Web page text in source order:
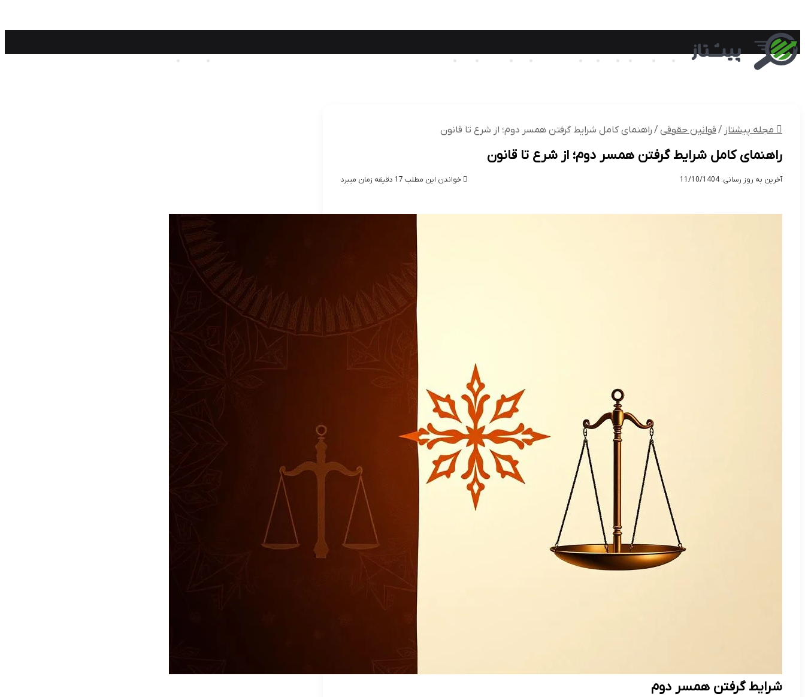
مجله پیشتاز /قوانین حقوقی / راهنمای کامل شرایط گرفتن همسر دوم؛ از شرع تا قانون
راهنمای کامل شرایط گرفتن همسر دوم؛ از شرع تا قانون
آخرین به روز رسانی: 11/10/1404 خواندن این مطلب 17 دقیقه زمان میبرد
شرایط گرفتن همسر دوم